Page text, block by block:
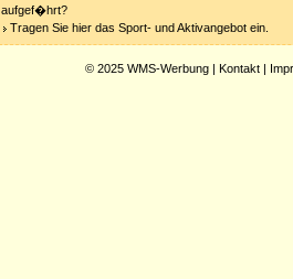
aufgef�hrt?
Tragen Sie hier das Sport- und Aktivangebot ein.
© 2025 WMS-Werbung | Kontakt |